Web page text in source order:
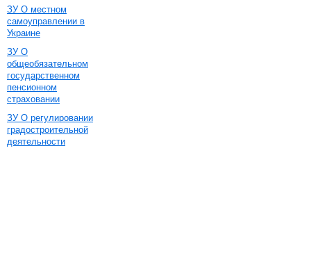
ЗУ О местном
самоуправлении в
Украине
ЗУ О
общеобязательном
государственном
пенсионном
страховании
ЗУ О регулировании
градостроительной
деятельности